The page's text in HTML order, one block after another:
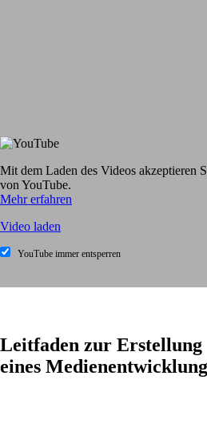
Mit dem Laden des Videos akzeptieren
von YouTube.
Mehr erfahren
Video laden
YouTube immer entsperren
Leitfaden zur Erstellung
eines